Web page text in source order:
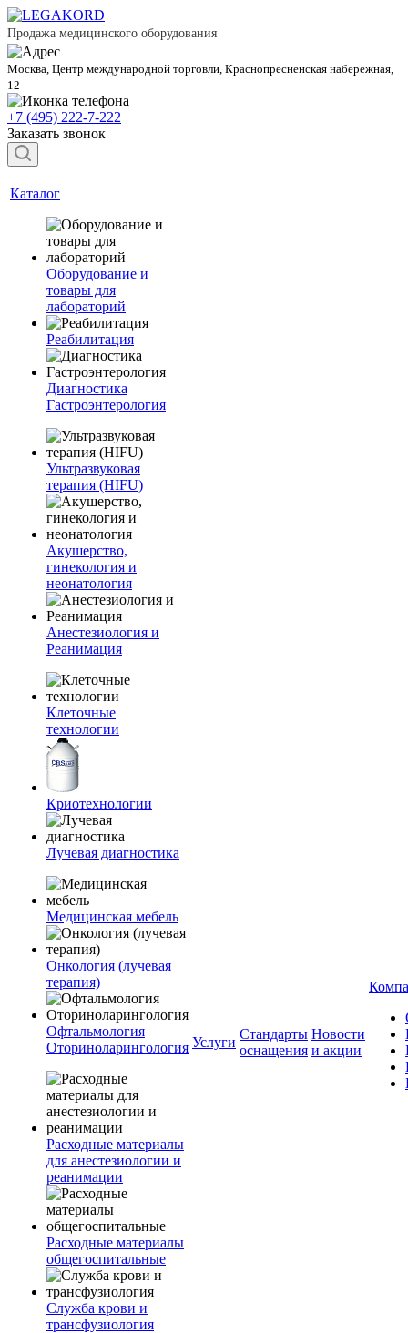
Продажа медицинского оборудования
Москва, Центр международной торговли, Краснопресненская набережная,
12
+7 (495) 222-7-222
Заказать звонок
Каталог
Оборудование и
товары для
лабораторий
Реабилитация
Диагностика
Гастроэнтерология
Ультразвуковая
терапия (HIFU)
Акушерство,
гинекология и
неонатология
Анестезиология и
Реанимация
Клеточные
технологии
Криотехнологии
Лучевая диагностика
Медицинская мебель
Онкология (лучевая
терапия)
Офтальмология
Оториноларингология
Расходные материалы
для анестезиологии и
реанимации
Расходные материалы
общегоспитальные
Служба крови и
трансфузиология
Услуги
Стандарты
оснащения
Новости
и акции